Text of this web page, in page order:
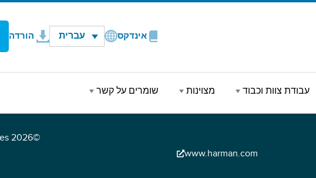
אינדקס עברית הורדה
עבודת צוות וכבוד מצוינות שומרים על קשר
www.harman.com
©2026 HARMAN International Industries, בע"מ